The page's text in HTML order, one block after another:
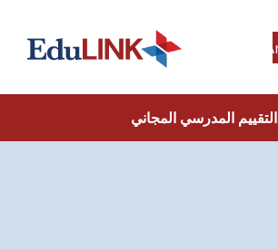
التقييم المدرسي المجاني